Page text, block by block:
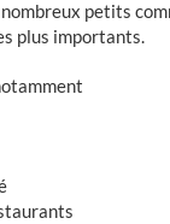
l'Our
Massen
petits
plus importants.